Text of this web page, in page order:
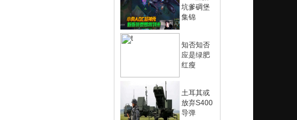
坑爹碉堡
集锦
知否知否
应是绿肥
红瘦
土耳其或
放弃S400
导弹